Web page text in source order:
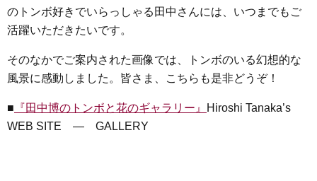
のトンボ好きでいらっしゃる田中さんには、いつまでもご
活躍いただきたいです。
そのなかでご案内された画像では、トンボのいる幻想的な
風景に感動しました。皆さま、こちらも是非どうぞ！
■ 『田中博のトンボと花のギャラリー』
Hiroshi Tanaka’s
WEB SITE ― GALLERY